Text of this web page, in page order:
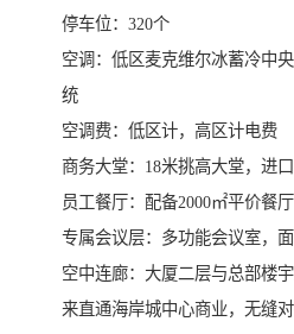
停车位：320个
空调：低区麦克维尔冰蓄冷中
统
空调费：低区计，高区计电费
商务大堂：18米挑高大堂，进
员工餐厅：配备2000㎡平价餐
专属会议层：多功能会议室，
空中连廊：大厦二层与总部楼
来直通海岸城中心商业，无缝